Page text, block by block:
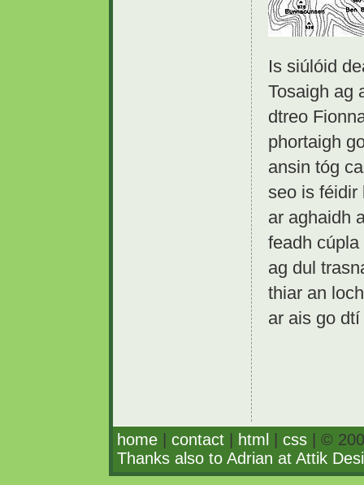
Is siúlóid
Tosaigh ag
dtreo
phortaigh
ansin tóg
seo is féidir
ar aghaidh
feadh
ag dul
thiar an
ar ais go
home contact html css | ©
Thanks also to Adrian at Attik